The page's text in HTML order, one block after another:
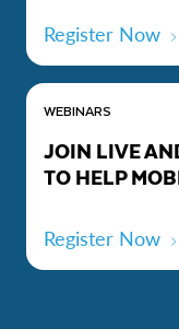
Register Now
WEBINARS
JOIN LIVE
TO HELP
Register Now